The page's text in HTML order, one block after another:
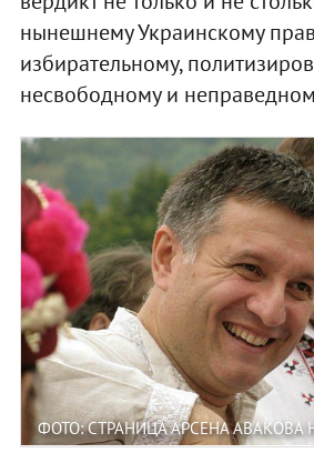
нынешнему Украинскому
избирательному,
несвободному и
ФОТО: СТРАНИЦА АРСЕНА АВАКОВА